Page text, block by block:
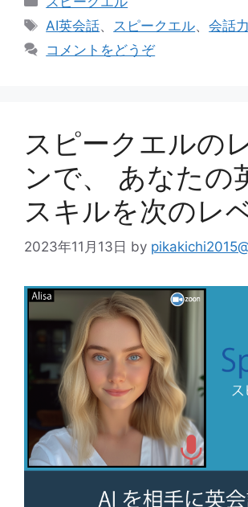
テ
リ
タ
グ
AI英会話、 スピークエル、会話
コメントをどうぞ
スピークエルの
ンで、 あなたの
スキルを次のレ
2023年11月13日 by